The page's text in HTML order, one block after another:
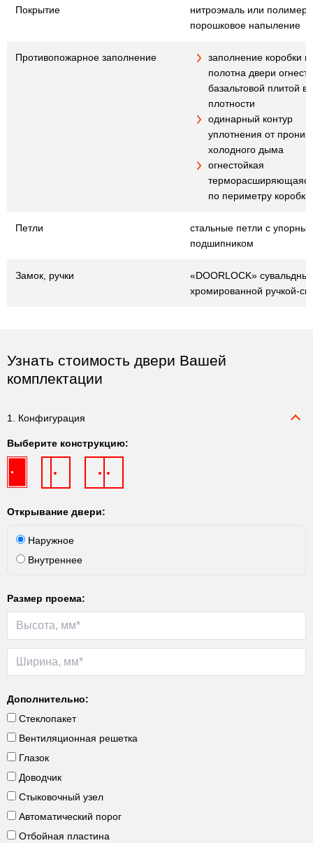
Покрытие
нитроэмаль или
порошковое напыление
Противопожарное заполнение
заполнение коробки и
полотна двери
базальтовой плитой
плотности
одинарный контур
уплотнения от
холодного дыма
огнестойкая
по периметру коробки
Петли
стальные петли с
подшипником
Замок, ручки
«DOORLOCK»
хромированной ручкой-
Узнать стоимость двери Вашей
комплектации
1. Конфигурация
Выберите конструкцию:
Открывание двери:
Наружное
Внутреннее
Размер проема:
Дополнительно:
Стеклопакет
Вентиляционная решетка
Глазок
Доводчик
Стыковочный узел
Автоматический порог
Отбойная пластина